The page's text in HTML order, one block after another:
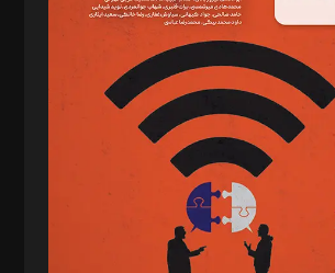
ایپکچی
پاکدل
نقاش
آرش برهمند، یسنا امان‌پور، سروش کرمیان،
رجبی، زهرا فکرانه، فائزه فتحی
شفیعی، مانی لطفی زاده